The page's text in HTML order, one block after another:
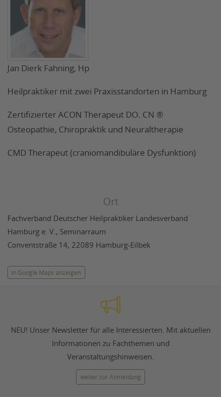
Jan Dierk Fahning, Hp
Heilpraktiker mit zwei Praxisstandorten in Hamburg
Zertifizierter ACON Therapeut DO. CN ®
Osteopathie, Chiropraktik und Neuraltherapie
CMD Therapeut (craniomandibuläre Dysfunktion)
Ort
Fachverband Deutscher Heilpraktiker Landesverband
Hamburg e. V., Seminarraum
Conventstraße 14, 22089 Hamburg-Eilbek
in Google Maps anzeigen
NEU! Unser Newsletter für alle Interessierten. Mit aktuellen
Informationen zu Fachthemen und
Veranstaltungshinweisen.
weiter zur Anmeldung